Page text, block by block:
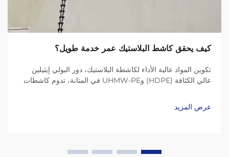
كيف يحقق كاشط البلاستيك عمر خدمة طويل؟
تكوين المواد عالية الأداء لكاشطة البلاستيك، دور البولي إيثيلين
عالي الكثافة (HDPE) وUHMW-PE في المتانة، تدوم كاشطات
الوزن الجزيئي جدًا)...
عرض المزيد